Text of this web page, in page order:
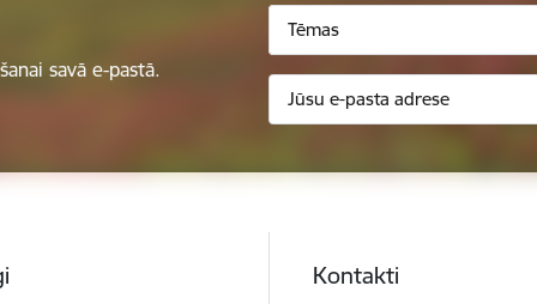
savā e-pastā.
Tēmas
Kontakti